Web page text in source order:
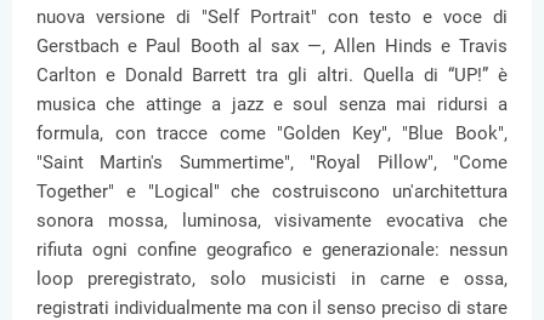
nuova versione di "Self Portrait" con testo e voce di
Gerstbach e Paul Booth al sax —, Allen Hinds e Travis
Carlton e Donald Barrett tra gli altri. Quella di “UP!” è
musica che attinge a jazz e soul senza mai ridursi a
formula, con tracce come "Golden Key", "Blue Book",
"Saint Martin's Summertime", "Royal Pillow", "Come
Together" e "Logical" che costruiscono un'architettura
sonora mossa, luminosa, visivamente evocativa che
rifiuta ogni confine geografico e generazionale: nessun
loop preregistrato, solo musicisti in carne e ossa,
registrati individualmente ma con il senso preciso di stare